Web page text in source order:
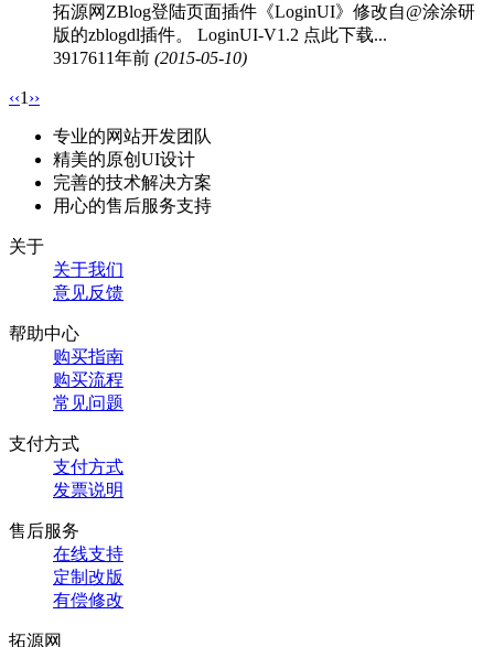
拓源网ZBlog登陆页面插件《LoginUI》修改自@涂涂研
版的zblogdl插件。 LoginUI-V1.2 点此下载...
3917611年前 (2015-05-10)
‹‹1 ››
专业的网站开发团队
精美的原创UI设计
完善的技术解决方案
用心的售后服务支持
关于
关于我们
意见反馈
帮助中心
购买指南
购买流程
常见问题
支付方式
支付方式
发票说明
售后服务
在线支持
定制改版
有偿修改
拓源网